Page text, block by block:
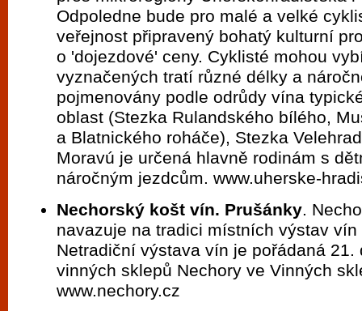
Odpoledne bude pro malé a velké
veřejnost připravený bohatý kulturní
o 'dojezdové' ceny. Cyklisté mohou
vyznačených tratí různé délky a
pojmenovány podle odrůdy vína
oblast (Stezka Rulandského bílého,
a Blatnického roháče), Stezka
Moravú je určená hlavně rodinám s
náročným jezdcům. www.uherske-
Nechorský košt vín. Prušánky.
navazuje na tradici místních výstav vín
Netradiční výstava vín je pořádaná 21.
vinných sklepů Nechory ve Vinných
www.nechory.cz